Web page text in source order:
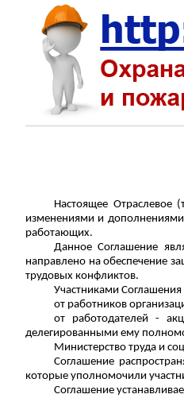
Настоящее Отраслевое
изменениями и
работающих.
Данное Соглашение
направлено на обеспечение
трудовых конфликтов.
Участниками Соглашения
от работников
от работодателей -
делегированными ему
Министерство труда и
Соглашение
которые уполномочили
Соглашение